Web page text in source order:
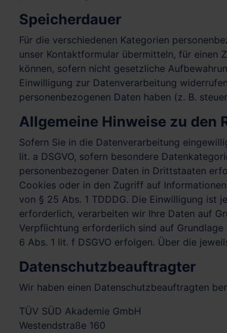
Speicherdauer
Für die verschiedenen Kategorien
unser Kontaktformular übermitteln, für einen
können, sofern nicht gesetzliche
Einwilligung zur Datenverarbeitung
personenbezogenen Daten haben (z. B.
Allgemeine Hinweise zu den
Sofern Sie in die Datenverarbeitung
lit. a DSGVO, sofern besondere
personenbezogener Daten in Drittstaaten
Cookies oder in den Zugriff auf
von § 25 Abs. 1 TDDDG. Die Einwilligung ist
erforderlich, verarbeiten wir Ihre Daten auf
Verpflichtung erforderlich sind auf
6 Abs. 1 lit. f DSGVO erfolgen. Über die
Datenschutz­beauftragter
Wir haben einen Datenschutzbeauftragten
TÜV SÜD Akademie GmbH
Westendstraße 160